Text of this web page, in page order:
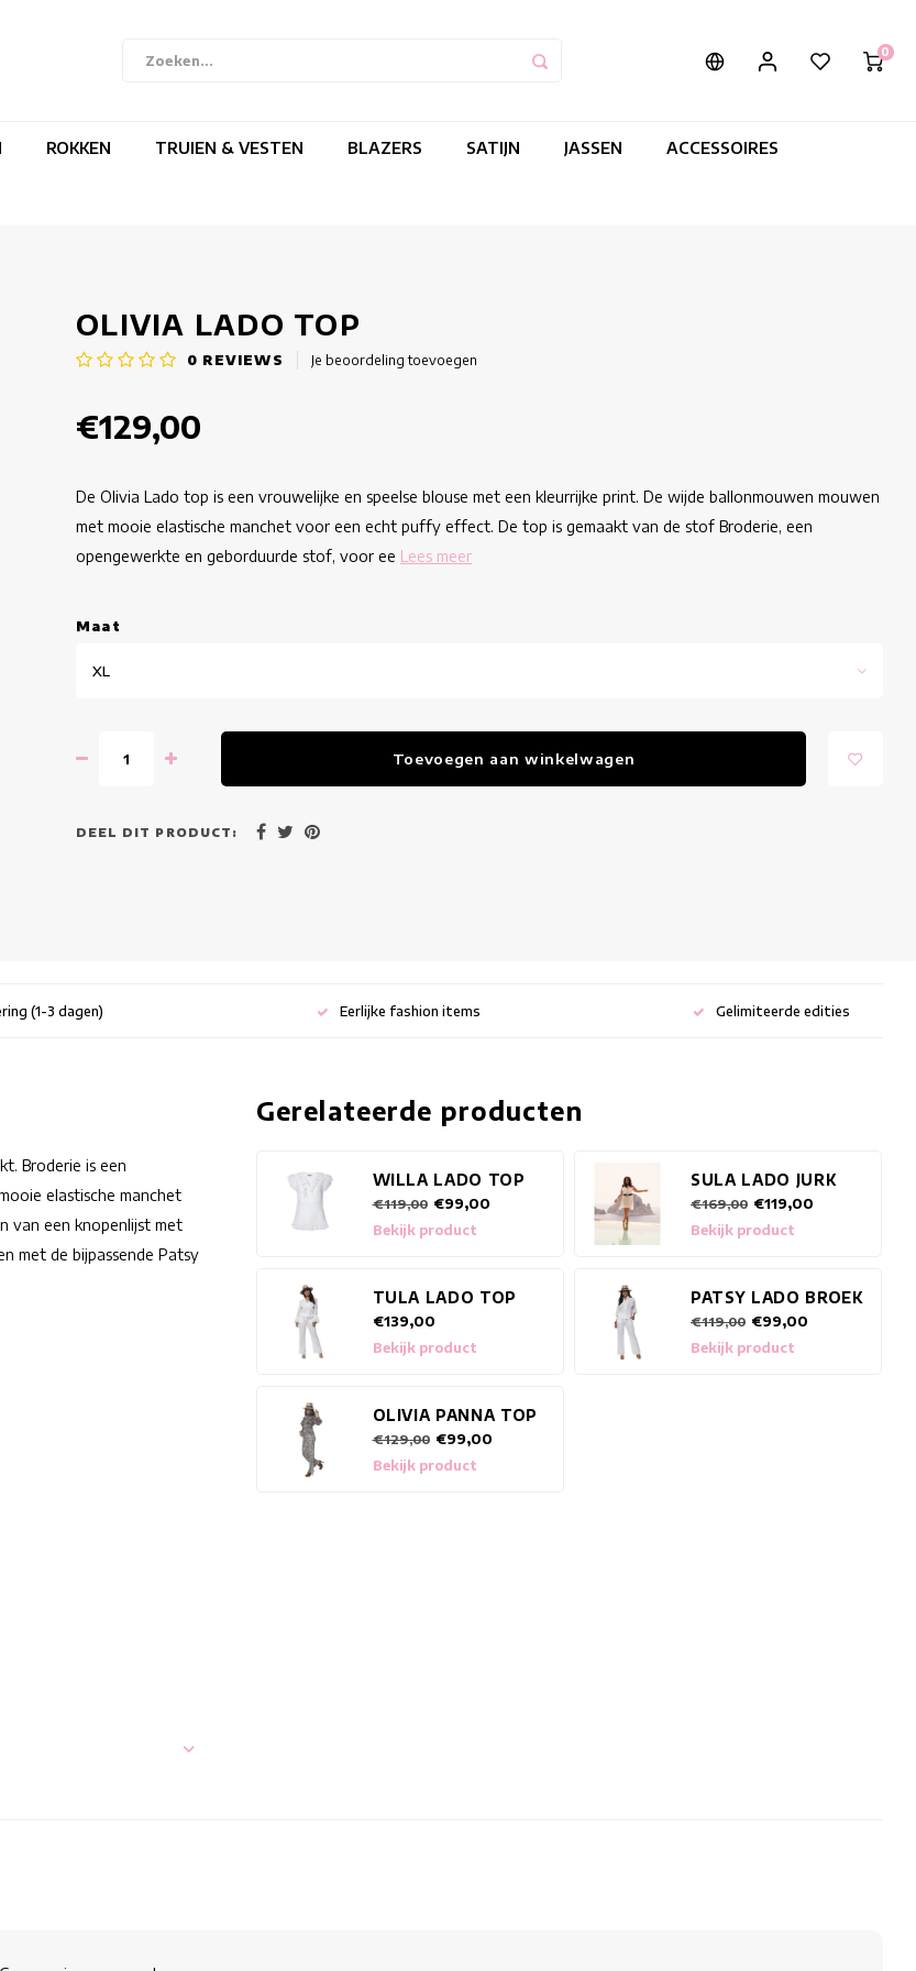
0
ROKKEN TRUIEN & VESTEN BLAZERS SATIJN JASSEN ACCESSOIRES
OLIVIA LADO TOP
0 REVIEWS Je beoordeling toevoegen
€129,00
De Olivia Lado top is een vrouwelijke en speelse blouse met een kleurrijke print. De wijde ballonmouwen mouwen
met mooie elastische manchet voor een echt puffy effect. De top is gemaakt van de stof Broderie, een
opengewerkte en geborduurde stof, voor ee Lees meer
Maat
XL
Toevoegen aan winkelwagen
DEEL DIT PRODUCT:
(1-3 dagen) Eerlijke fashion items Gelimiteerde edities
Broderie is een
elastische manchet
van een knopenlijst met
met de bijpassende Patsy
Gerelateerde producten
WILLA LADO TOP
€119,00 €99,00
Bekijk product
SULA LADO JURK
€169,00 €119,00
Bekijk product
TULA LADO TOP
€139,00
Bekijk product
PATSY LADO BROEK
€119,00 €99,00
Bekijk product
OLIVIA PANNA TOP
€129,00 €99,00
Bekijk product